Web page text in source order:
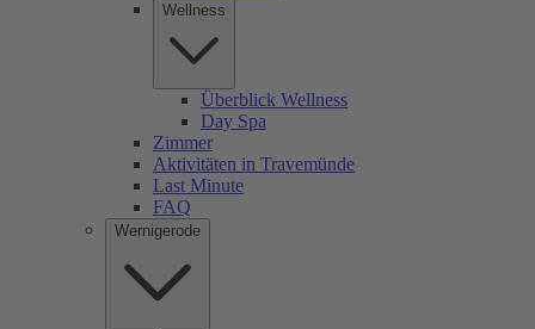
Wellness
Überblick Wellness
Day Spa
Zimmer
Aktivitäten in Travemünde
Last Minute
FAQ
Wernigerode